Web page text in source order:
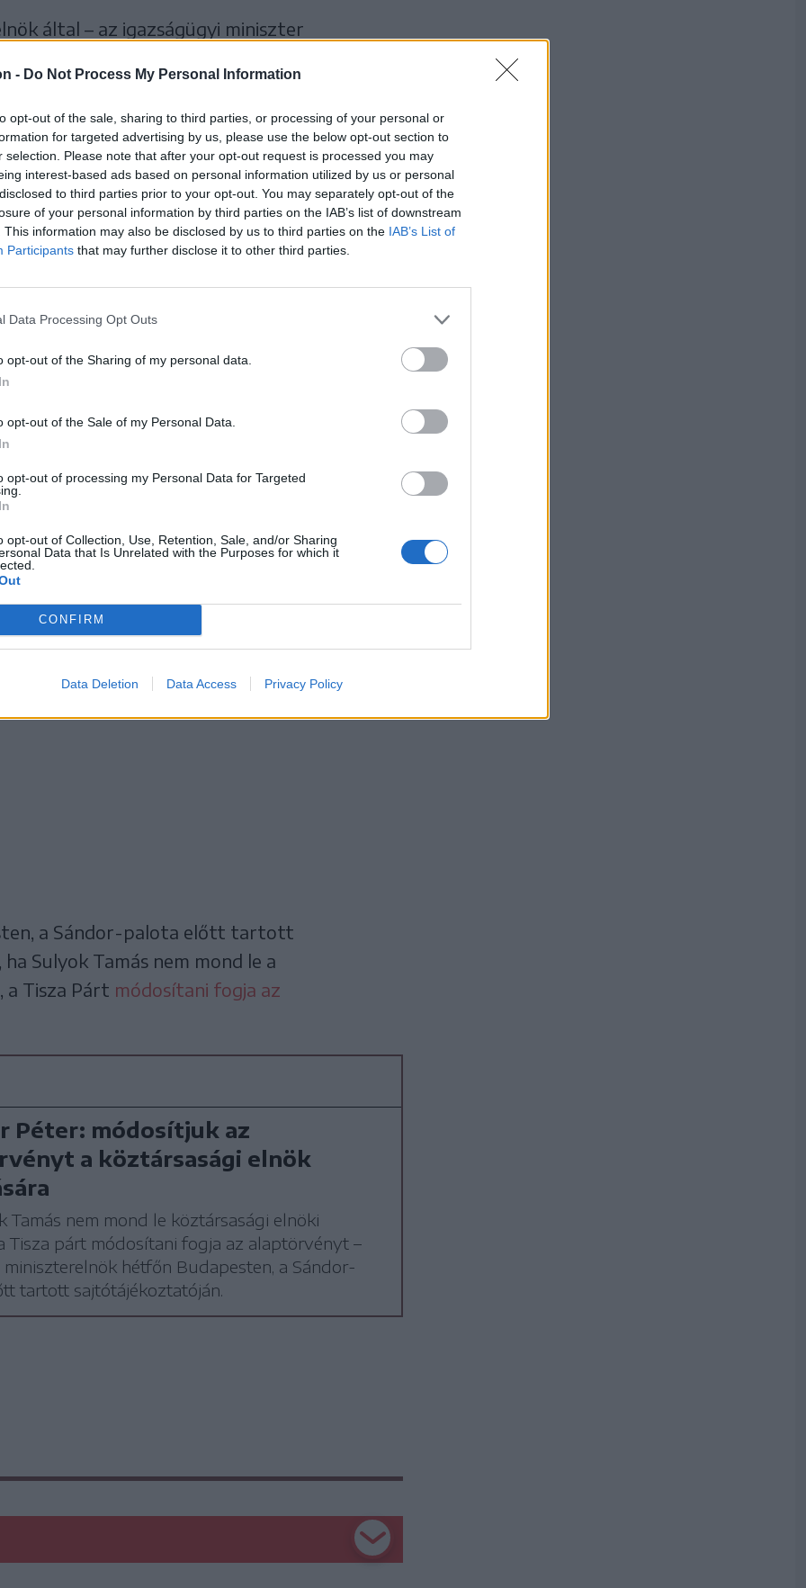
- Do Not Process My Personal Information
opt-out of the sale, sharing to third parties, or processing of your personal or
for targeted advertising by us, please use the below opt-out section to
selection. Please note that after your opt-out request is processed you may
interest-based ads based on personal information utilized by us or personal
to third parties prior to your opt-out. You may separately opt-out of the
of your personal information by third parties on the IAB’s list of downstream
This information may also be disclosed by us to third parties on the IAB’s List of
Participants that may further disclose it to other third parties.
Data Processing Opt Outs
opt-out of the Sharing of my personal data.
opt-out of the Sale of my Personal Data.
opt-out of processing my Personal Data for Targeted
opt-out of Collection, Use, Retention, Sale, and/or Sharing
Data that Is Unrelated with the Purposes for which it
CONFIRM
Data Deletion Data Access Privacy Policy
által – az igazságügyi miniszter
a kormány a törvényesen betöltött
személyre szabott jogalkotással
politikai
válsághelyzet mélyíti a társadalmi
demokrácia nemzetközi
a jogállamisági feltételekhez kötött
Sulyok Tamás.
a Sándor-palota előtt tartott
Sulyok Tamás nem mond le a
a Tisza Párt módosítani fogja az
Péter: módosítjuk az
a köztársasági elnök
Tamás nem mond le köztársasági elnöki
Tisza párt módosítani fogja az alaptörvényt –
miniszterelnök hétfőn Budapesten, a Sándor-
tartott sajtótájékoztatóján.